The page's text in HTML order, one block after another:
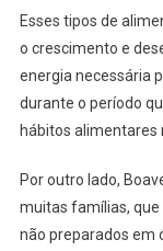
Esses tipos de
o crescimento e
energia necessária
durante o período
hábitos alimentares
Por outro lado,
muitas famílias,
não preparados em